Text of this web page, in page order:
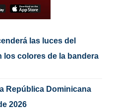
las luces del
los colores de la bandera
República Dominicana
2026